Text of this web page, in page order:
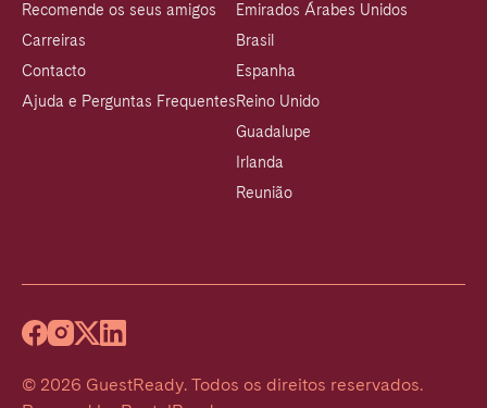
Recomende os seus amigos
Carreiras
Contacto
Ajuda e Perguntas Frequentes
Emirados Árabes Unidos
Brasil
Espanha
Reino Unido
Guadalupe
Irlanda
Reunião
© 2026 GuestReady. Todos os direitos reservados.